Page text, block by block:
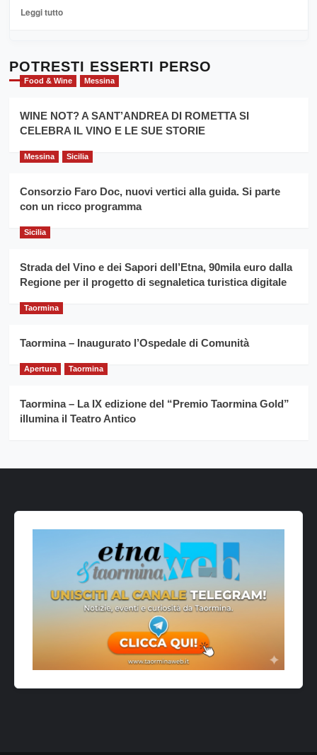
Sicilia
l’
evento
per
la
filiera
grano
Leggi tuttoLeggi
Cronoscalata
Giarre
Montesalice
per
il
anno
Franco
Caruso
POTRESTI ESSERTI PERSO
Food & Wine Messina
WINE NOT? A SANT’ANDREA DI ROMETTA SI
CELEBRA IL VINO E LE SUE STORIE
Messina Sicilia
Consorzio Faro Doc, nuovi vertici alla guida. Si parte
con un ricco programma
Sicilia
Strada del Vino e dei Sapori dell’Etna, 90mila euro dalla
Regione per il progetto di segnaletica turistica digitale
Taormina
Taormina – Inaugurato l’Ospedale di Comunità
Apertura Taormina
Taormina – La IX edizione del “Premio Taormina Gold”
illumina il Teatro Antico